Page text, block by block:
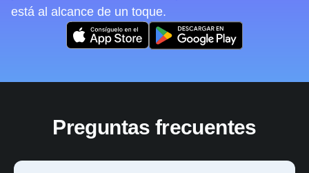
está al alcance de un toque.
Preguntas frecuentes